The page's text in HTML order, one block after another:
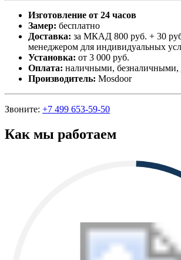
Изготовление от 24 часов
Замер: бесплатно
Доставка: за МКАД 800 руб. + 30
менеджером для индивидуальных
Установка: от 3 000 руб.
Оплата: наличными, безналичными,
Производитель: Mosdoor
Звоните: +7 499 653-59-50
Как мы работаем